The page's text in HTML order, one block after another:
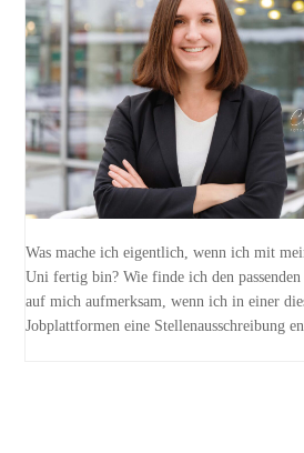
Was mache ich eigentlich, wenn ich mit
Uni fertig bin? Wie finde ich den
auf mich aufmerksam, wenn ich in einer
Jobplattformen eine Stellenausschreibung